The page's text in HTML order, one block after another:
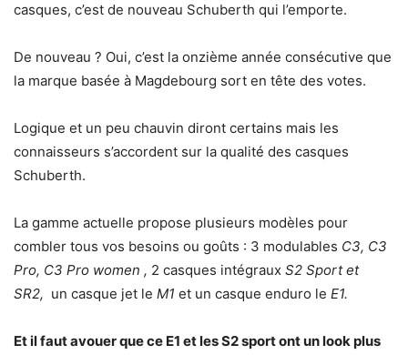
casques, c’est de nouveau Schuberth qui l’emporte.
De nouveau ? Oui, c’est la onzième année consécutive que
la marque basée à Magdebourg sort en tête des votes.
Logique et un peu chauvin diront certains mais les
connaisseurs s’accordent sur la qualité des casques
Schuberth.
La gamme actuelle propose plusieurs modèles pour
combler tous vos besoins ou goûts : 3 modulables C3, C3
Pro, C3 Pro women , 2 casques intégraux S2 Sport et
SR2, un casque jet le M1 et un casque enduro le E1.
Et il faut avouer que ce E1 et les S2 sport ont un look plus